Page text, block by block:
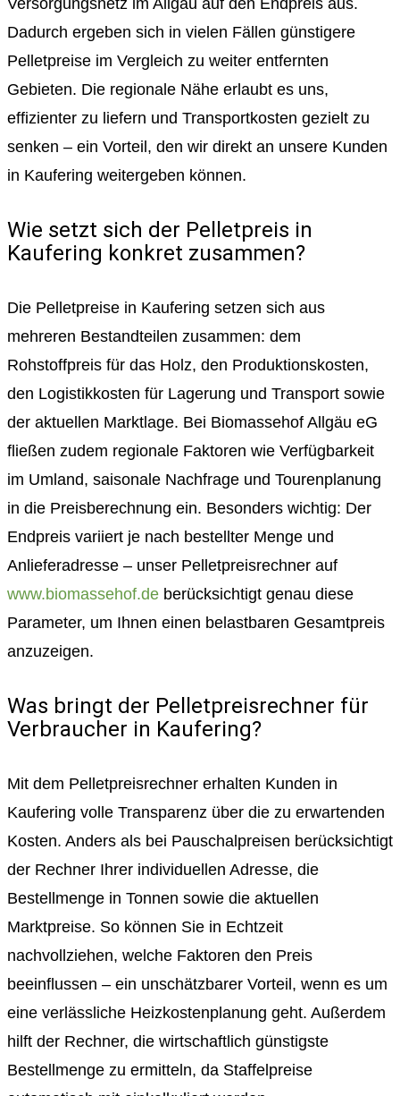
Versorgungsnetz im Allgäu auf den Endpreis aus.
Dadurch ergeben sich in vielen Fällen günstigere
Pelletpreise im Vergleich zu weiter entfernten
Gebieten. Die regionale Nähe erlaubt es uns,
effizienter zu liefern und Transportkosten gezielt zu
senken – ein Vorteil, den wir direkt an unsere Kunden
in Kaufering weitergeben können.
Wie setzt sich der Pelletpreis in
Kaufering konkret zusammen?
Die Pelletpreise in Kaufering setzen sich aus
mehreren Bestandteilen zusammen: dem
Rohstoffpreis für das Holz, den Produktionskosten,
den Logistikkosten für Lagerung und Transport sowie
der aktuellen Marktlage. Bei Biomassehof Allgäu eG
fließen zudem regionale Faktoren wie Verfügbarkeit
im Umland, saisonale Nachfrage und Tourenplanung
in die Preisberechnung ein. Besonders wichtig: Der
Endpreis variiert je nach bestellter Menge und
Anlieferadresse – unser Pelletpreisrechner auf
www.biomassehof.de berücksichtigt genau diese
Parameter, um Ihnen einen belastbaren Gesamtpreis
anzuzeigen.
Was bringt der Pelletpreisrechner für
Verbraucher in Kaufering?
Mit dem Pelletpreisrechner erhalten Kunden in
Kaufering volle Transparenz über die zu erwartenden
Kosten. Anders als bei Pauschalpreisen berücksichtigt
der Rechner Ihrer individuellen Adresse, die
Bestellmenge in Tonnen sowie die aktuellen
Marktpreise. So können Sie in Echtzeit
nachvollziehen, welche Faktoren den Preis
beeinflussen – ein unschätzbarer Vorteil, wenn es um
eine verlässliche Heizkostenplanung geht. Außerdem
hilft der Rechner, die wirtschaftlich günstigste
Bestellmenge zu ermitteln, da Staffelpreise